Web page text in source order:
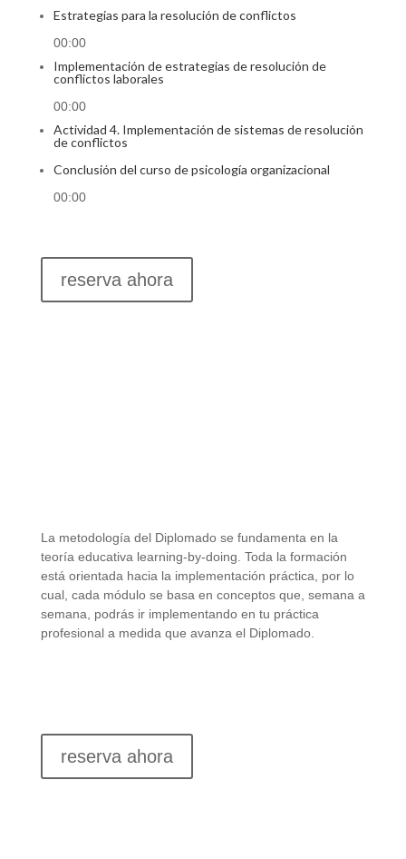
Estrategias para la resolución de conflictos
00:00
Implementación de estrategias de resolución de
conflictos laborales
00:00
Actividad 4. Implementación de sistemas de resolución
de conflictos
Conclusión del curso de psicología organizacional
00:00
reserva ahora
La metodología del Diplomado se fundamenta en la
teoría educativa learning-by-doing. Toda la formación
está orientada hacia la implementación práctica, por lo
cual, cada módulo se basa en conceptos que, semana a
semana, podrás ir implementando en tu práctica
profesional a medida que avanza el Diplomado.
reserva ahora